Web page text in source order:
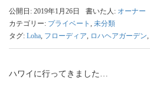
公開日: 2019年1月26日 書いた人: オーナー
カテゴリー: プライベート , 未分類
タグ: Loha, フローディア, ロハヘアガーデン,
ハワイに行ってきました…